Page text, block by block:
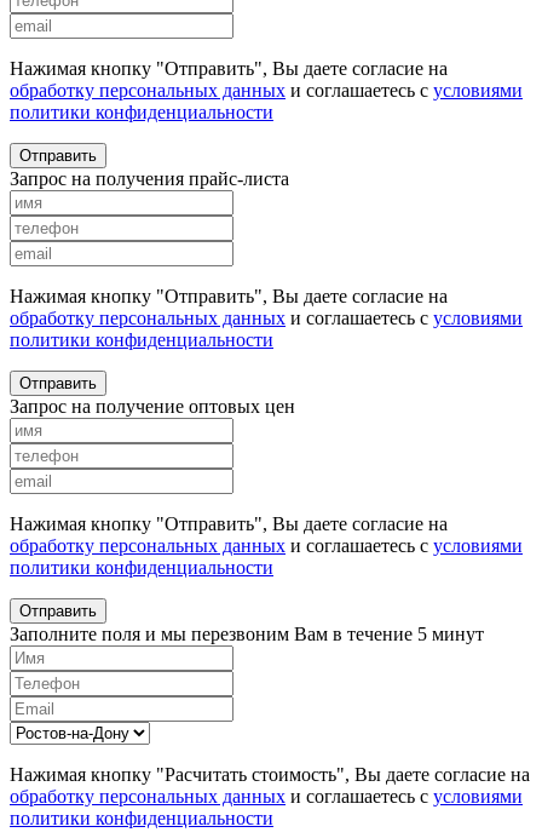
Нажимая кнопку "Отправить", Вы даете согласие на
обработку персональных данных и соглашаетесь с условиями
политики конфиденциальности
Отправить
Запрос на получения прайс-листа
Нажимая кнопку "Отправить", Вы даете согласие на
обработку персональных данных и соглашаетесь с условиями
политики конфиденциальности
Отправить
Запрос на получение оптовых цен
Нажимая кнопку "Отправить", Вы даете согласие на
обработку персональных данных и соглашаетесь с условиями
политики конфиденциальности
Отправить
Заполните поля и мы перезвоним Вам в течение 5 минут
Нажимая кнопку "Расчитать стоимость", Вы даете согласие на
обработку персональных данных и соглашаетесь с условиями
политики конфиденциальности